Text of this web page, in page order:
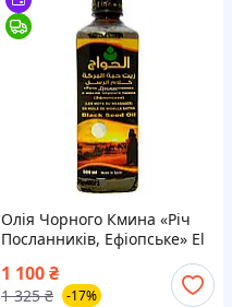
Олія Чорного Кмина «Річ
Посланників, Ефіопське» El
(2224)
1 100₴
1 325 ₴ -17%